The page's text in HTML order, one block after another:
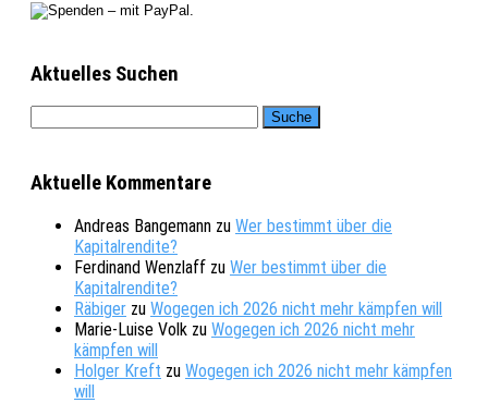
Aktuelles Suchen
Aktuelle Kommentare
Andreas Bangemann zu Wer bestimmt über die
Kapitalrendite?
Ferdinand Wenzlaff zu Wer bestimmt über die
Kapitalrendite?
Räbiger zu Wogegen ich 2026 nicht mehr kämpfen will
Marie-Luise Volk zu Wogegen ich 2026 nicht mehr
kämpfen will
Holger Kreft zu Wogegen ich 2026 nicht mehr kämpfen
will